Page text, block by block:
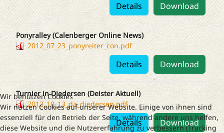
Download
Details
Ponyralley (Calenberger Online News)
2012_07_23_ponyreiter_con.pdf
Download
Details
Turnier in Diedersen (Deister Aktuell)
2012_10_13_da_diedersen.pdf
Download
Details
Wir benutzen Cookies
Wir nutzen Cookies auf unserer Website. Einige von ihnen sind
essenziell für den Betrieb der Seite, während andere uns helfen,
diese Website und die Nutzererfahrung zu verbessern (Tracking